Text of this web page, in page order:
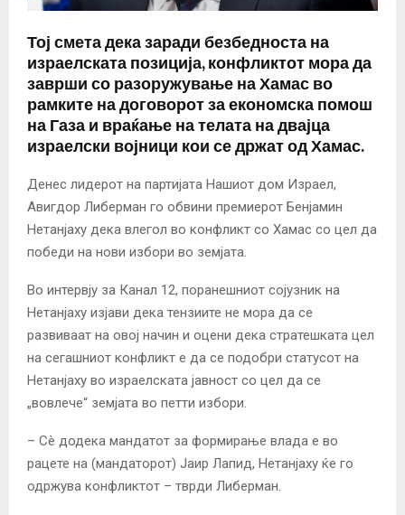
Тој смета дека заради безбедноста на
израелската позиција, конфликтот мора да
заврши со разоружување на Хамас во
рамките на договорот за економска помош
на Газа и враќање на телата на двајца
израелски војници кои се држат од Хамас.
Денес лидерот на партијата Нашиот дом Израел,
Авигдор Либерман го обвини премиерот Бенјамин
Нетанјаху дека влегол во конфликт со Хамас со цел да
победи на нови избори во земјата.
Во интервју за Канал 12, поранешниот сојузник на
Нетанјаху изјави дека тензиите не мора да се
развиваат на овој начин и оцени дека стратешката цел
на сегашниот конфликт е да се подобри статусот на
Нетанјаху во израелската јавност со цел да се
„вовлече“ земјата во петти избори.
– Сè додека мандатот за формирање влада е во
рацете на (мандаторот) Јаир Лапид, Нетанјаху ќе го
одржува конфликтот – тврди Либерман.